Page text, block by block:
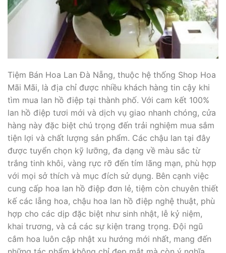
Tiệm Bán Hoa Lan Đà Nẵng, thuộc hệ thống Shop Hoa
Mãi Mãi, là địa chỉ được nhiều khách hàng tin cậy khi
tìm mua lan hồ điệp tại thành phố. Với cam kết 100%
lan hồ điệp tươi mới và dịch vụ giao nhanh chóng, cửa
hàng này đặc biệt chú trọng đến trải nghiệm mua sắm
tiện lợi và chất lượng sản phẩm. Các chậu lan tại đây
được tuyển chọn kỹ lưỡng, đa dạng về màu sắc từ
trắng tinh khôi, vàng rực rỡ đến tím lãng mạn, phù hợp
với mọi sở thích và mục đích sử dụng. Bên cạnh việc
cung cấp hoa lan hồ điệp đơn lẻ, tiệm còn chuyên thiết
kế các lẵng hoa, chậu hoa lan hồ điệp nghệ thuật, phù
hợp cho các dịp đặc biệt như sinh nhật, lễ kỷ niệm,
khai trương, và cả các sự kiện trang trọng. Đội ngũ
cắm hoa luôn cập nhật xu hướng mới nhất, mang đến